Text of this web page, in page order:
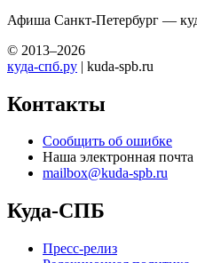
Афиша Санкт-Петербург —
© 2013–2026
куда-спб.ру | kuda-spb.ru
Контакты
Сообщить об ошибке
Наша электронная почта
mailbox@kuda-spb.ru
Куда-СПБ
Пресс-релиз